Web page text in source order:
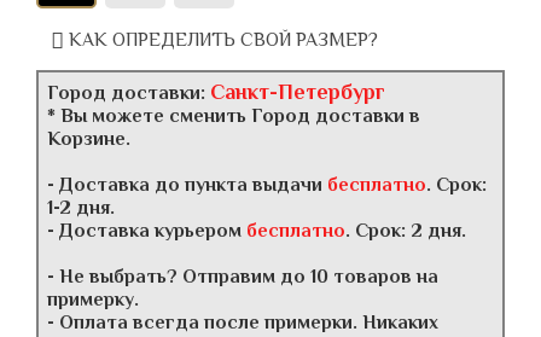
КАК ОПРЕДЕЛИТЬ СВОЙ РАЗМЕР?
Город доставки: Санкт-Петербург
* Вы можете сменить Город доставки в
Корзине.
- Доставка до пункта выдачи бесплатно. Срок:
1-2 дня.
- Доставка курьером бесплатно. Срок: 2 дня.
- Не выбрать? Отправим до 10 товаров на
примерку.
- Оплата всегда после примерки. Никаких